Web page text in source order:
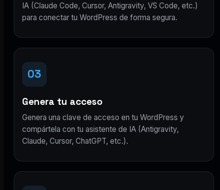
IA (Claude Code, Cursor, Antigravity, VS Code, etc.)
para conectar tu WordPress de forma segura.
03
Genera tu acceso
Genera una clave de acceso en tu WordPress y
compártela con tu asistente de IA (Antigravity,
Claude, Cursor, ChatGPT, etc.).